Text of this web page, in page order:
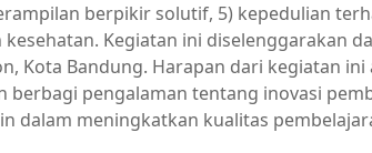
berpikir solutif, 5) kepedulian
Kegiatan ini diselenggarakan
Kota Bandung. Harapan dari kegiatan ini
pengalaman tentang inovasi
dalam meningkatkan kualitas